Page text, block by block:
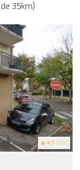
35km)
4.7 (134)